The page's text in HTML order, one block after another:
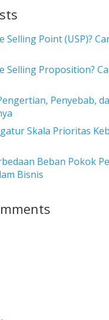
Selling Point (USP)?
Selling Proposition?
Penyebab,
Skala Prioritas
Beban Pokok
Bisnis